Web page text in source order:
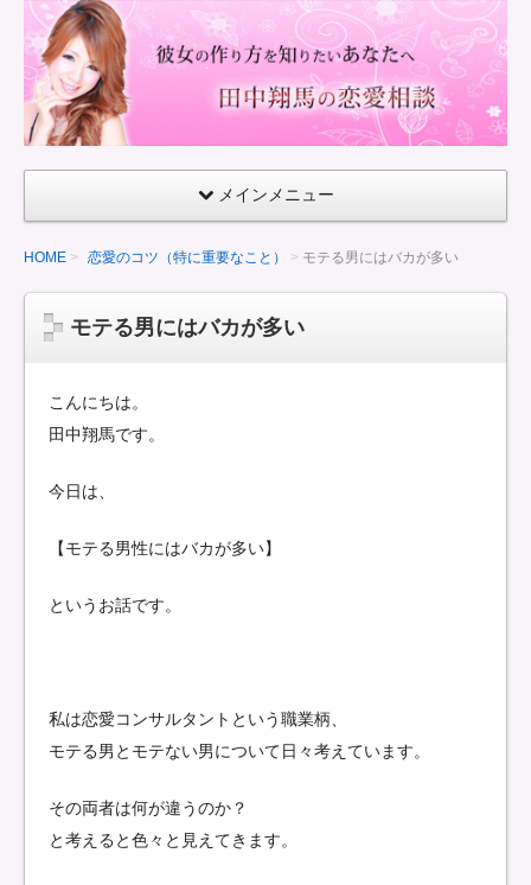
童
貞
で
も
る
彼
作
方
メインメニュー
HOME 恋愛のコツ（特に重要なこと） モテる男にはバカが多い
モテる男にはバカが多い
こんにちは。
田中翔馬です。
今日は、
【モテる男性にはバカが多い】
というお話です。
私は恋愛コンサルタントという職業柄、
モテる男とモテない男について日々考えています。
その両者は何が違うのか？
と考えると色々と見えてきます。